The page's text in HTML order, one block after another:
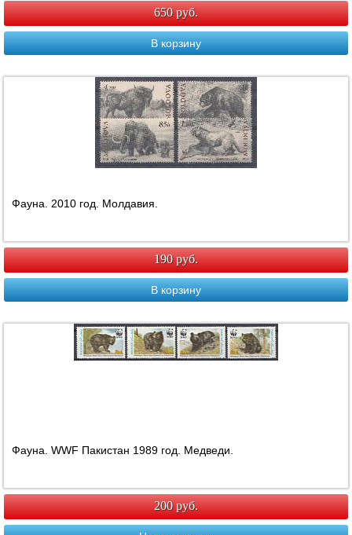
650 руб.
В корзину
Фауна. 2010 год. Молдавия.
190 руб.
В корзину
Фауна. WWF Пакистан 1989 год. Медведи.
200 руб.